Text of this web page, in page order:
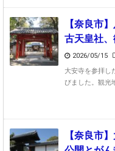
【奈良市
古天皇社
2026/05/15
大安寺を参拝し
びました。観光
【奈良市